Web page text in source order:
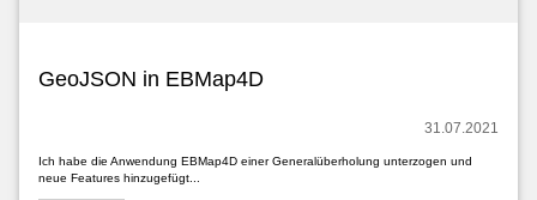
GeoJSON in EBMap4D
31.07.2021
Ich habe die Anwendung EBMap4D einer Generalüberholung unterzogen und
neue Features hinzugefügt...